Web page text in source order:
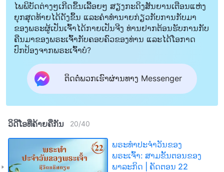
ໄພພິບັດຕ່າງໆເກີດຂຶ້ນເລື້ອຍໆ ສຽງກະດິງສັນຍານເຕືອນແຫ່ງ
ຍຸກສຸດທ້າຍໄດ້ດັງຂຶ້ນ ແລະຄໍາທໍານາຍກ່ຽວກັບການກັບມາ
ຂອງພຣະຜູ້ເປັນເຈົ້າໄດ້ກາຍເປັນຈີງ ທ່ານຢາກຕ້ອນຮັບການກັບ
ຄືນມາຂອງພຣະເຈົ້າກັບຄອບຄົວຂອງທ່ານ ແລະໄດ້ໂອກາດ
ປົກປ້ອງຈາກພຣະເຈົ້າບໍ?
ຕິດຕໍ່ພວກເຮົາຜ່ານທາງ Messenger
ວິດີໂອທີ່ຄ້າຍຄືກັນ 20/40
ພຣະທຳປະຈຳວັນຂອງ
ພຣະເຈົ້າ: ສາມຂັ້ນຕອນຂອງ
ພາລະກິດ | ຄັດຕອນ 22